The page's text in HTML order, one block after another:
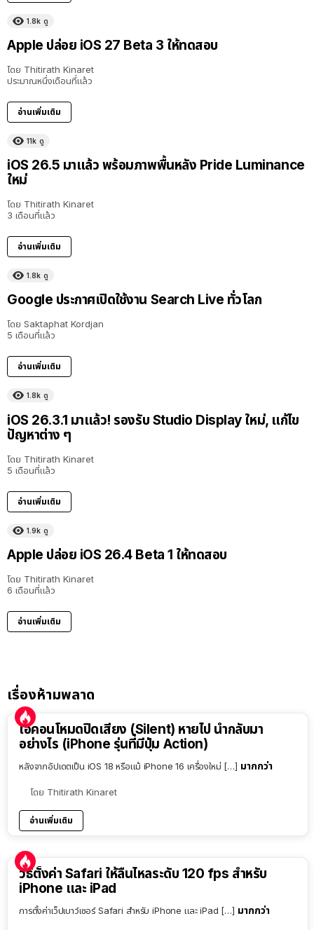
1.8k ดู
Apple ปล่อย iOS 27 Beta 3 ให้ทดสอบ
โดย Thitirath Kinaret
ประมาณหนึ่งเดือนที่แล้ว
อ่านเพิ่มเติม
11k ดู
iOS 26.5 มาแล้ว พร้อมภาพพื้นหลัง Pride Luminance
ใหม่
โดย Thitirath Kinaret
3 เดือนที่แล้ว
อ่านเพิ่มเติม
1.8k ดู
Google ประกาศเปิดใช้งาน Search Live ทั่วโลก
โดย Saktaphat Kordjan
5 เดือนที่แล้ว
อ่านเพิ่มเติม
1.8k ดู
iOS 26.3.1 มาแล้ว! รองรับ Studio Display ใหม่, แก้ไข
ปัญหาต่าง ๆ
โดย Thitirath Kinaret
5 เดือนที่แล้ว
อ่านเพิ่มเติม
1.9k ดู
Apple ปล่อย iOS 26.4 Beta 1 ให้ทดสอบ
โดย Thitirath Kinaret
6 เดือนที่แล้ว
อ่านเพิ่มเติม
เรื่องห้ามพลาด
ไอคอนโหมดปิดเสียง (Silent) หายไป นำกลับมา
อย่างไร (iPhone รุ่นที่มีปุ่ม Action)
หลังจากอัปเดตเป็น iOS 18 หรือแม้ iPhone 16 เครื่องใหม่ […] มากกว่า
โดย Thitirath Kinaret
อ่านเพิ่มเติม
วิธีตั้งค่า Safari ให้ลื่นไหลระดับ 120 fps สำหรับ
iPhone และ iPad
การตั้งค่าเว็ปเบาว์เซอร์ Safari สำหรับ iPhone และ iPad […] มากกว่า